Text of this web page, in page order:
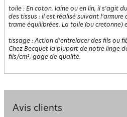
toile : En coton, laine ou en lin, il s'agit
des tissus : il est réalisé suivant
trame équilibrées. La toile (ou cretonne)
tissage :Action d'entrelacer des fils ou
Chez Becquet la plupart de notre linge
fils/cm², gage de qualité.
Avis clients